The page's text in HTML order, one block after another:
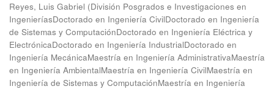
Reyes, Luis Gabriel (División Posgrados e Investigaciones en
IngenieríasDoctorado en Ingeniería CivilDoctorado en Ingeniería
de Sistemas y ComputaciónDoctorado en Ingeniería Eléctrica y
ElectrónicaDoctorado en Ingeniería IndustrialDoctorado en
Ingeniería MecánicaMaestría en Ingeniería AdministrativaMaestría
en Ingeniería AmbientalMaestría en Ingeniería CivilMaestría en
Ingeniería de Sistemas y ComputaciónMaestría en Ingeniería